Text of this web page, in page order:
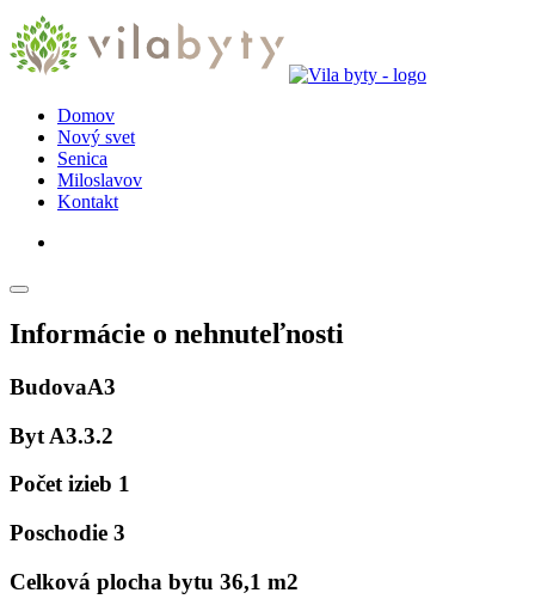
Domov
Nový svet
Senica
Miloslavov
Kontakt
Informácie o nehnuteľnosti
BudovaA3
Byt A3.3.2
Počet izieb 1
Poschodie 3
Celková plocha bytu 36,1 m2